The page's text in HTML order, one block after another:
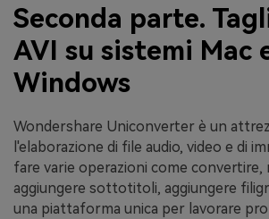
Seconda parte.
AVI su sistemi Mac
Windows
Wondershare Uniconverter è un
l'elaborazione di file audio, video e di
fare varie operazioni come convertire,
aggiungere sottotitoli, aggiungere
una piattaforma unica per lavorare